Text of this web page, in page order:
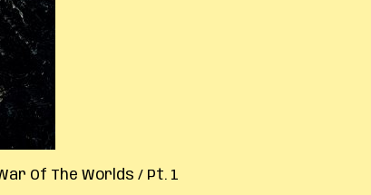
War Of The Worlds / Pt. 1